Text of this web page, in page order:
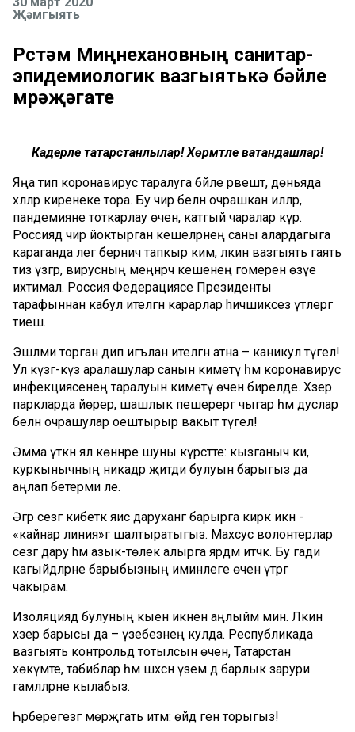
Җәмгыять
Рөстәм Миңнехановның cанитар-
эпидемиологик вазгыятькә бәйле
мөрәҗәгате
Кадерле татарстанлылар! Хөрмәтле ватандашлар!
Яңа тип коронавирус таралуга бәйле рәвештә, дөньяда
хәлләр киренеке тора. Бу чир белән очрашкан илләр,
пандемияне тоткарлау өчен, катгый чаралар күрә.
Россиядә чир йоктырган кешеләрнең саны алардагыга
караганда әлегә берничә тапкыр ким, ләкин вазгыять гаять
тиз үзгәрә, вирусның меңнәрчә кешенең гомерен өзүе
ихтимал. Россия Федерациясе Президенты
тарафыннан кабул ителгән карарлар hичшиксез үтәлергә
тиеш.
Эшләми торган дип игълан ителгән атна – каникул түгел!
Ул күзгә-күз аралашулар санын киметү һәм коронавирус
инфекциясенең таралуын киметү өчен бирелде. Хәзер
паркларда йөрер, шашлык пешерергә чыгар һәм дуслар
белән очрашулар оештырыр вакыт түгел!
Әмма үткән ял көннәре шуны күрсәтте: кызганыч ки,
куркынычның никадәр җитди булуын барыгыз да
аңлап бетерми әле.
Әгәр сезгә кибеткә яисә даруханәгә барырга кирәк икән -
«кайнар линия»гә шалтыратыгыз. Махсус волонтерлар
сезгә дару hәм азык-төлек алырга ярдәм итәчәк. Бу гади
кагыйдәләрне барыбызның иминлеге өчен үтәргә
чакырам.
Изоляциядә булуның кыен икәнен аңлыйм мин. Ләкин
хәзер барысы да – үзебезнең кулда. Республикада
вазгыять контрольдә тотылсын өчен, Татарстан
хөкүмәте, табиблар һәм шәхсән үзем дә барлык зарури
гамәлләрне кылабыз.
Һәрберегезгә мөрәҗәгать итәм: өйдә генә торыгыз!